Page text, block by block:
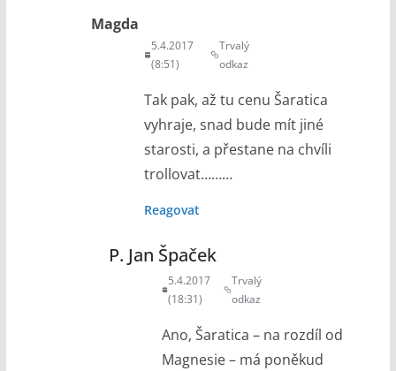
Magda
5.4.2017
(8:51)
Trvalý
odkaz
Tak pak, až tu cenu Šaratica
vyhraje, snad bude mít jiné
starosti, a přestane na chvíli
trollovat………
Reagovat
P. Jan Špaček
5.4.2017
(18:31)
Trvalý
odkaz
Ano, Šaratica – na rozdíl od
Magnesie – má poněkud